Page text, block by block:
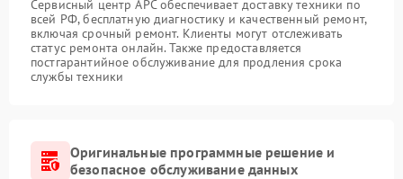
Сервисный центр APC обеспечивает доставку техники по
всей РФ, бесплатную диагностику и качественный ремонт,
включая срочный ремонт. Клиенты могут отслеживать
статус ремонта онлайн. Также предоставляется
постгарантийное обслуживание для продления срока
службы техники
Оригинальные программные решение и
безопасное обслуживание данных